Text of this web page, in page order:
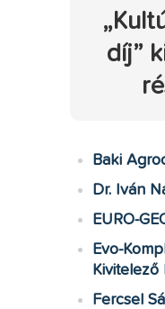
díj”
Baki
Dr. Iván
EURO-
Evo-
Kivitelező
Fercsel